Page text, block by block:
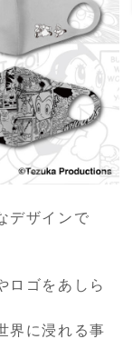
デザインで
ロゴをあしら
界に浸れる事